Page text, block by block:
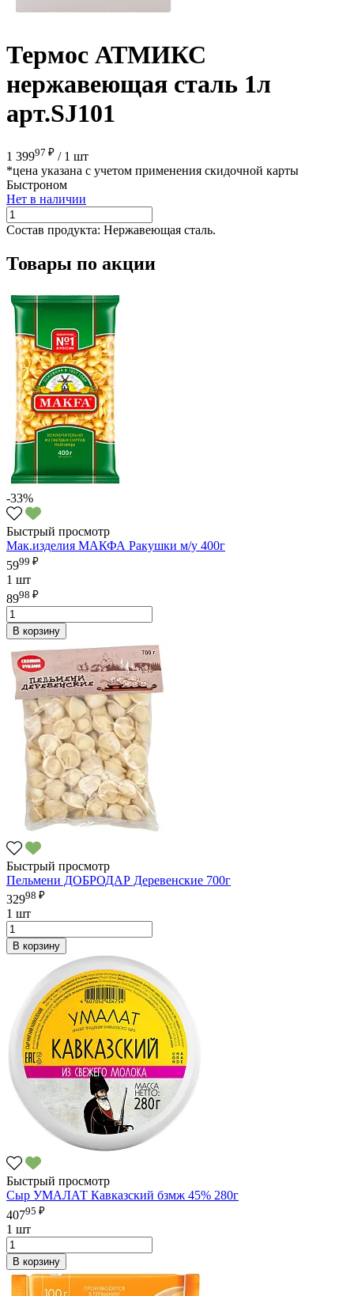
Термос АТМИКС
нержавеющая сталь 1л
арт.SJ101
1 39997 ₽ / 1 шт
*цена указана с учетом применения скидочной карты
Быстроном
Нет в наличии
Состав продукта: Нержавеющая сталь.
Товары по акции
-33%
Быстрый просмотр
Мак.изделия МАКФА Ракушки м/у 400г
5999 ₽
1 шт
8998 ₽
В корзину
Быстрый просмотр
Пельмени ДОБРОДАР Деревенские 700г
32998 ₽
1 шт
В корзину
Быстрый просмотр
Сыр УМАЛАТ Кавказский бзмж 45% 280г
40795 ₽
1 шт
В корзину